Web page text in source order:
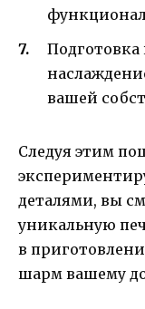
вашей
Следуя этим
деталями, вы
уникальную
в
шарм вашему